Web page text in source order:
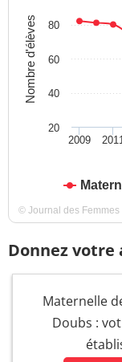
Nombre d'élèves
2009
20
40
60
80
© Journal des Femmes
Donnez votre
Maternelle
Doubs :